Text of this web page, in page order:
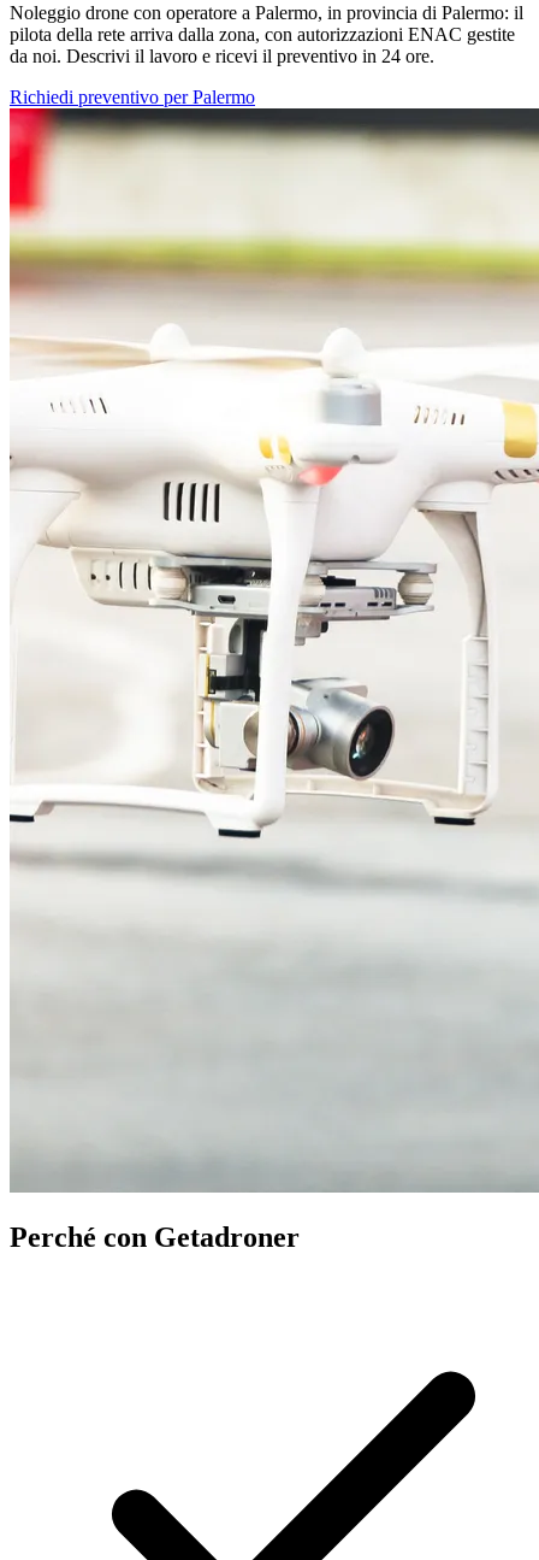
Noleggio drone con operatore a Palermo, in provincia di Palermo: il
pilota della rete arriva dalla zona, con autorizzazioni ENAC gestite
da noi. Descrivi il lavoro e ricevi il preventivo in 24 ore.
Richiedi preventivo per Palermo
Perché con Getadroner